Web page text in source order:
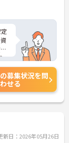
る
も
募集状況を問
せる
新日：2026年05月26日